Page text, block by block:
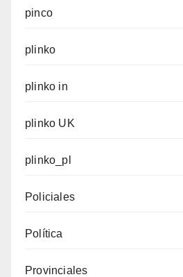
pinco
plinko
plinko in
plinko UK
plinko_pl
Policiales
Política
Provinciales